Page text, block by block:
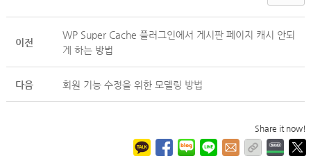
이전
WP Super Cache 플러그인에서 게시판 페이지 캐시 안되
게 하는 방법
다음 회원 기능 수정을 위한 모델링 방법
Share it now!